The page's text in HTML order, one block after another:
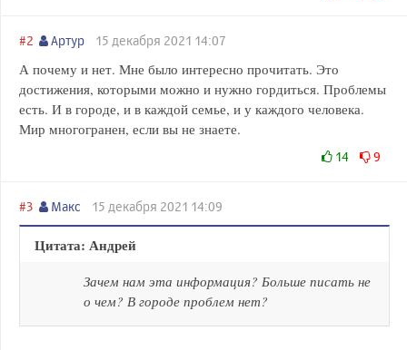
#2 Артур 15 декабря 2021 14:07
А почему и нет. Мне было интересно прочитать. Это
достижения, которыми можно и нужно гордиться. Проблемы
есть. И в городе, и в каждой семье, и у каждого человека.
Мир многогранен, если вы не знаете.
14 9
#3 Макс 15 декабря 2021 14:09
Цитата: Андрей
Зачем нам эта информация? Больше писать не
о чем? В городе проблем нет?